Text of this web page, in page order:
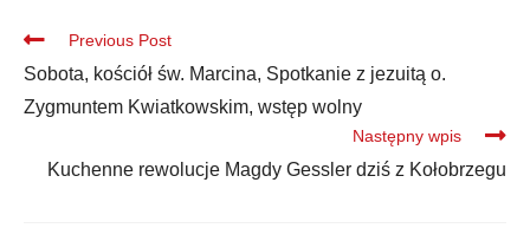
Previous Post
Sobota, kościół św. Marcina, Spotkanie z jezuitą o.
Zygmuntem Kwiatkowskim, wstęp wolny
Następny wpis
Kuchenne rewolucje Magdy Gessler dziś z Kołobrzegu